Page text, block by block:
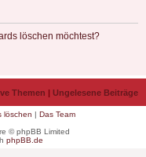
löschen möchtest?
Themen | Ungelesene Beiträge
löschen | Das Team
© phpBB Limited
phpBB.de